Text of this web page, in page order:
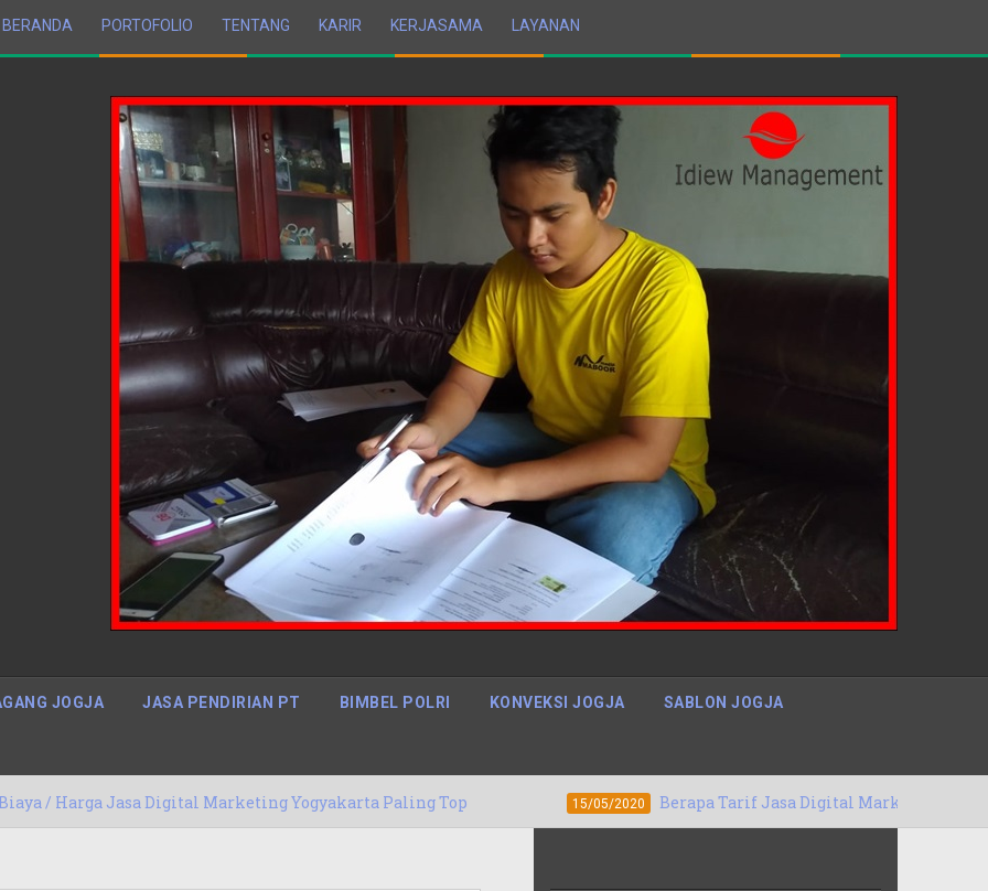
BERANDA PORTOFOLIO TENTANG KARIR KERJASAMA LAYANAN
JOGJA JASA PENDIRIAN PT BIMBEL POLRI KONVEKSI JOGJA SABLON JOGJA
Digital Marketing Yogyakarta Paling Top 15/05/2020 Berapa Tarif Jasa Digital Marketing Denpasar, Bali